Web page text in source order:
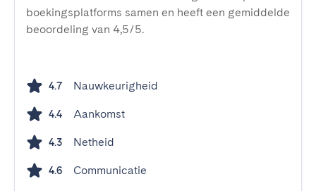
boekingsplatforms samen en heeft een gemiddelde
beoordeling van 4,5/5.
4.7 Nauwkeurigheid
4.4 Aankomst
4.3 Netheid
4.6 Communicatie